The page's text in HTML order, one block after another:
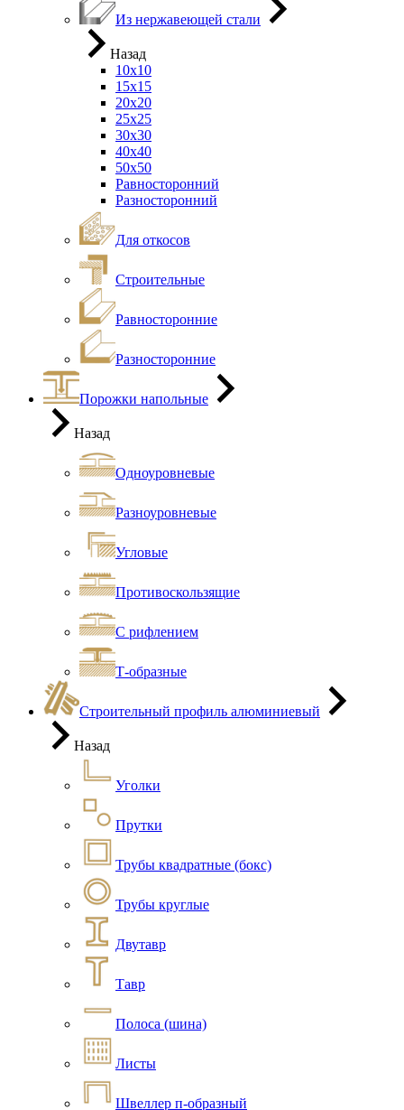
Из нержавеющей стали
Назад
10х10
15х15
20х20
25х25
30х30
40х40
50х50
Равносторонний
Разносторонний
Для откосов
Строительные
Равносторонние
Разносторонние
Порожки напольные
Назад
Одноуровневые
Разноуровневые
Угловые
Противоскользящие
С рифлением
Т-образные
Строительный профиль алюминиевый
Назад
Уголки
Прутки
Трубы квадратные (бокс)
Трубы круглые
Двутавр
Тавр
Полоса (шина)
Листы
Швеллер п-образный